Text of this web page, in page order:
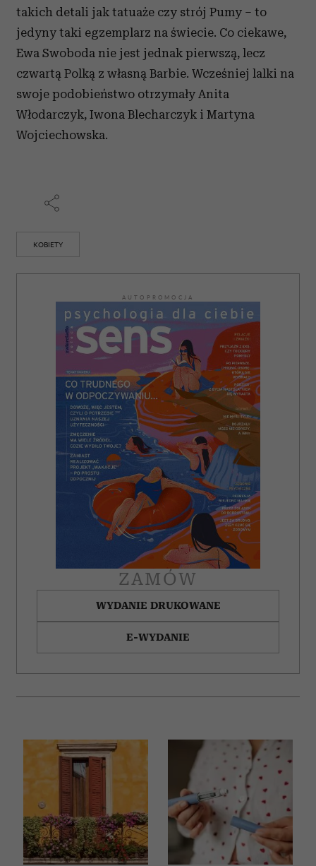
Partnerzy mogą połączyć te informacje z innymi danymi
otrzymanymi od Ciebie lub uzyskanymi podczas
korzystania z ich usług.
takich detali jak tatuaże czy strój Pumy – to
jedyny taki egzemplarz na świecie. Co ciekawe,
Ewa Swoboda nie jest jednak pierwszą, lecz
czwartą Polką z własną Barbie. Wcześniej lalki na
swoje podobieństwo otrzymały Anita
Włodarczyk, Iwona Blecharczyk i Martyna
Wojciechowska.
KOBIETY
AUTOPROMOCJA
ZAMÓW
WYDANIE DRUKOWANE
E-WYDANIE